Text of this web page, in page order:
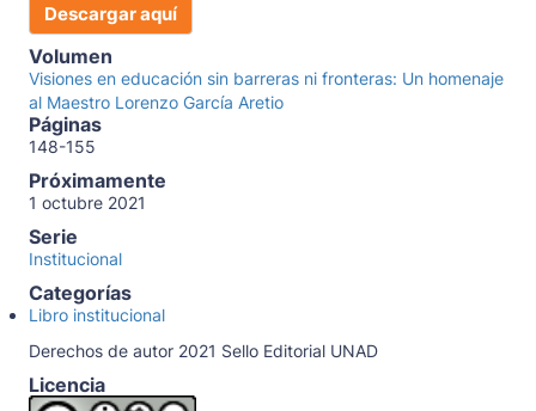
Descargar aquí
Volumen
Visiones en educación sin barreras ni fronteras: Un homenaje
al Maestro Lorenzo García Aretio
Páginas
148-155
Próximamente
1 octubre 2021
Serie
Institucional
Categorías
Libro institucional
Derechos de autor 2021 Sello Editorial UNAD
Licencia